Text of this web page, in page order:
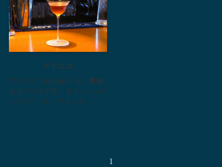
アドニス
アドニス（Adonis）は、繊細
なカクテルです。 ドライシェリ
ーとスイート・ヴェルモ...
1